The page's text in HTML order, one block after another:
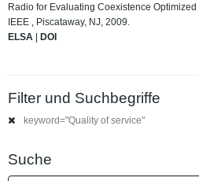
Radio for Evaluating Coexistence Optimized
IEEE , Piscataway, NJ, 2009.
ELSA | DOI
Filter und Suchbegriffe
keyword="Quality of service"
Suche